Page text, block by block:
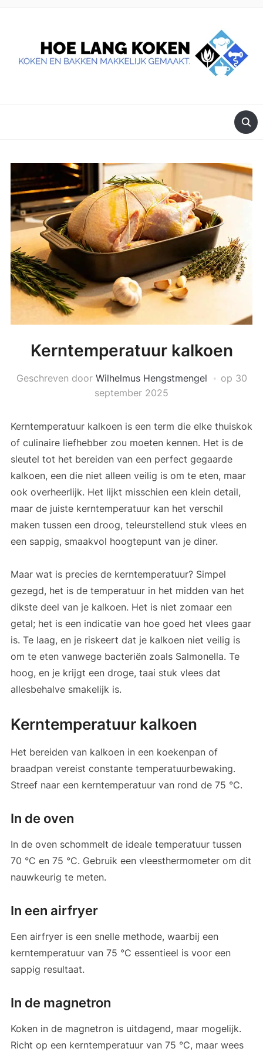
Kerntemperatuur kalkoen
Geschreven door Wilhelmus Hengstmengel op 30
september 2025
Kerntemperatuur kalkoen is een term die elke thuiskok
of culinaire liefhebber zou moeten kennen. Het is de
sleutel tot het bereiden van een perfect gegaarde
kalkoen, een die niet alleen veilig is om te eten, maar
ook overheerlijk. Het lijkt misschien een klein detail,
maar de juiste kerntemperatuur kan het verschil
maken tussen een droog, teleurstellend stuk vlees en
een sappig, smaakvol hoogtepunt van je diner.
Maar wat is precies de kerntemperatuur? Simpel
gezegd, het is de temperatuur in het midden van het
dikste deel van je kalkoen. Het is niet zomaar een
getal; het is een indicatie van hoe goed het vlees gaar
is. Te laag, en je riskeert dat je kalkoen niet veilig is
om te eten vanwege bacteriën zoals Salmonella. Te
hoog, en je krijgt een droge, taai stuk vlees dat
allesbehalve smakelijk is.
Kerntemperatuur kalkoen
Het bereiden van kalkoen in een koekenpan of
braadpan vereist constante temperatuurbewaking.
Streef naar een kerntemperatuur van rond de 75 °C.
In de oven
In de oven schommelt de ideale temperatuur tussen
70 °C en 75 °C. Gebruik een vleesthermometer om dit
nauwkeurig te meten.
In een airfryer
Een airfryer is een snelle methode, waarbij een
kerntemperatuur van 75 °C essentieel is voor een
sappig resultaat.
In de magnetron
Koken in de magnetron is uitdagend, maar mogelijk.
Richt op een kerntemperatuur van 75 °C, maar wees